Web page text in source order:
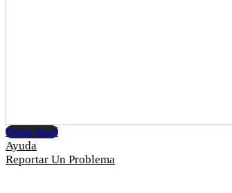
Dona Aquí
Ayuda
Reportar Un Problema